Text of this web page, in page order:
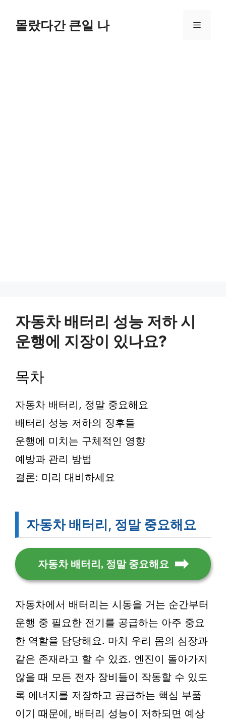
몰랐다간 큰일 나 메
자동차 배터리 성능 저하 시
운행에 지장이 있나요?
목차
자동차 배터리, 정말 중요해요
배터리 성능 저하의 징후들
운행에 미치는 구체적인 영향
예방과 관리 방법
결론: 미리 대비하세요
자동차 배터리, 정말 중요해요
자동차 배터리, 정말 중요해요
자동차에서 배터리는 시동을 거는 순간부터
운행 중 필요한 전기를 공급하는 아주 중요
한 역할을 담당해요. 마치 우리 몸의 심장과
같은 존재라고 할 수 있죠. 엔진이 돌아가지
않을 때 모든 전자 장비들이 작동할 수 있도
록 에너지를 저장하고 공급하는 핵심 부품
이기 때문에, 배터리 성능이 저하되면 예상